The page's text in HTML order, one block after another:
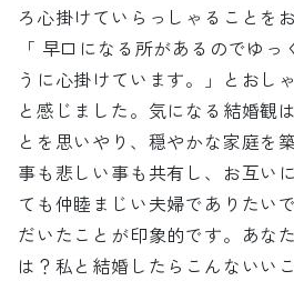
ろ心掛けていらっしゃることを
「 早口になる所があるのでゆ
うに心掛けています。」とおし
と感じました。気になる結婚観
とを思いやり、穏やかな家庭を
事も悲しい事も共有し、お互い
ても仲睦まじい夫婦でありたい
だいたことが印象的です。あな
は？私と結婚したらこんないい